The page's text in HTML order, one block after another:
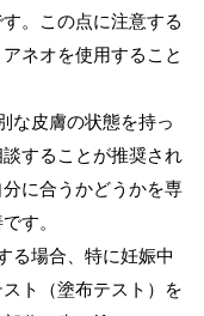
。この点に注意する
ネオを使用すること
な皮膚の状態を持っ
することが推奨され
に合うかどうかを専
す。
る場合、特に妊娠中
ト（塗布テスト）を